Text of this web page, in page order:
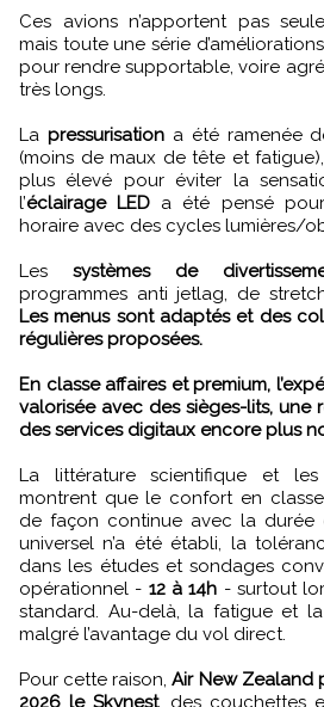
Ces avions n’apportent pas seulement de l’autonomie,
mais toute une série
pour rendre supportable, voire
très longs.
La pressurisationa été ramenée
(moins de maux de tête et
plus élevé pour éviter la
l’éclairage LED a été pensé
horaire avec des cycles lumières/
Les systèmes de
programmes anti jetlag, de
Les menus sont adaptés et des
régulières proposées.
En classe affaires et premium,
valorisée avec des sièges-lits, une
des services digitaux encore plus
La littérature scientifique et les
montrent que le confort en
de façon continue avec la durée
universel n’a été établi, la
dans les études et sondages
opérationnel - 12 à 14h - surtout
standard. Au-delà, la fatigue et
malgré l’avantage du vol direct.
Pour cette raison,Air New Zealand
2026 le Skynest, des couchettes